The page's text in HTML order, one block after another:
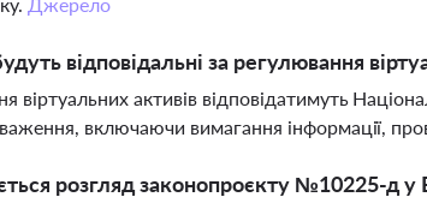
відповідальні за регулювання
віртуальних активів відповідатимуть
включаючи вимагання інформації,
розгляд законопроєкту №10225-д у